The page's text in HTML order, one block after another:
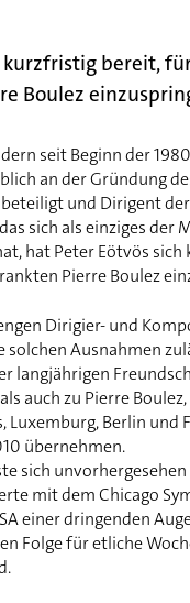
kurzfristig bereit,
Boulez
seit Beginn der
an der Gründung
und Dirigent
sich als einziges der
hat Peter Eötvös
Pierre Boulez
Dirigier- und
solchen Ausnahmen
langjährigen
auch zu Pierre
Luxemburg, Berlin und
übernehmen.
sich
mit dem Chicago
einer dringenden
Folge für etliche